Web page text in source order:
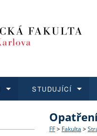
Struktura
Co
STUDUJÍCÍ
O vědě a
Aktuální
FF > Fakulta >